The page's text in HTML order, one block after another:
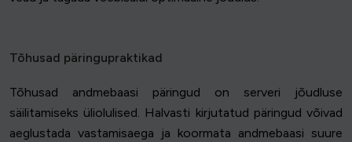
Tõhusad päringupraktikad
Tõhusad andmebaasi päringud on serveri jõudluse
säilitamiseks üliolulised. Halvasti kirjutatud päringud võivad
aeglustada vastamisaega ja koormata andmebaasi suure